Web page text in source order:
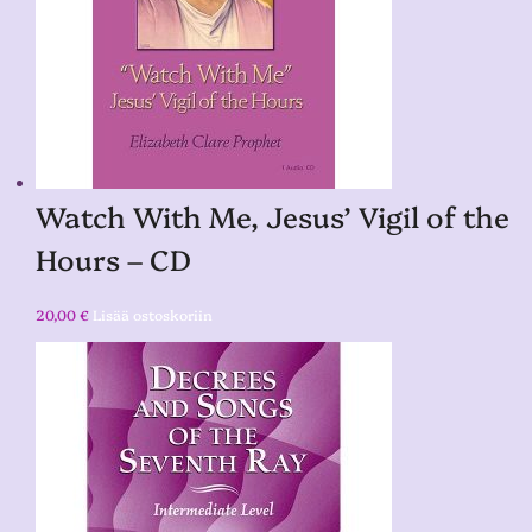
Watch With Me, Jesus’ Vigil of the
Hours – CD
20,00€ Lisää ostoskoriin